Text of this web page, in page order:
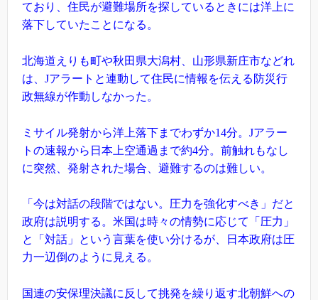
ており、住民が避難場所を探しているときには洋上に
落下していたことになる。
北海道えりも町や秋田県大潟村、山形県新庄市などれ
は、Jアラートと連動して住民に情報を伝える防災行
政無線が作動しなかった。
ミサイル発射から洋上落下までわずか14分。Jアラー
トの速報から日本上空通過まで約4分。前触れもなし
に突然、発射された場合、避難するのは難しい。
「今は対話の段階ではない。圧力を強化すべき」だと
政府は説明する。米国は時々の情勢に応じて「圧力」
と「対話」という言葉を使い分けるが、日本政府は圧
力一辺倒のように見える。
国連の安保理決議に反して挑発を繰り返す北朝鮮への